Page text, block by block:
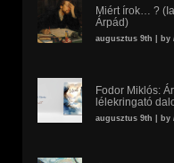
Miért írok… ?
Árpád)
augusztus 9th | by
Fodor Miklós:
lélekringató
augusztus 9th | by